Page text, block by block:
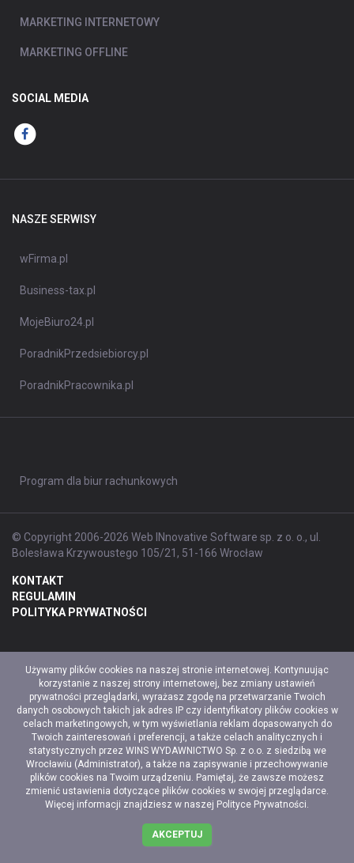
MARKETING INTERNETOWY
MARKETING OFFLINE
SOCIAL MEDIA
NASZE SERWISY
wFirma.pl
Business-tax.pl
MojeBiuro24.pl
PoradnikPrzedsiebiorcy.pl
PoradnikPracownika.pl
Program dla biur rachunkowych
© Copyright 2006-2026 Web INnovative Software sp. z o. o., ul.
Bolesława Krzywoustego 105/21, 51-166 Wrocław
KONTAKT
REGULAMIN
POLITYKA PRYWATNOŚCI
Używamy plików cookies na naszej stronie internetowej. Kontynuując
korzystanie z naszej strony internetowej, bez zmiany ustawień
prywatności przeglądarki, wyrażasz zgodę na przetwarzanie Twoich
danych osobowych takich jak adres IP czy identyfikatory plików cookies w
celach marketingowych, w tym wyświetlania reklam dopasowanych do
Twoich zainteresowań i preferencji, a także celach analitycznych i
statystycznych przez WINS WYDAWNICTWO Sp. z o.o. z siedzibą we
Wrocławiu (Administrator), a także na zapisywanie i przechowywanie
plików cookies na Twoim urządzeniu. Pamiętaj, że zawsze możesz
zmienić ustawienia dotyczące plików cookies w swojej przeglądarce.
Więcej informacji znajdziesz w naszej Polityce Prywatności.
AKCEPTUJ